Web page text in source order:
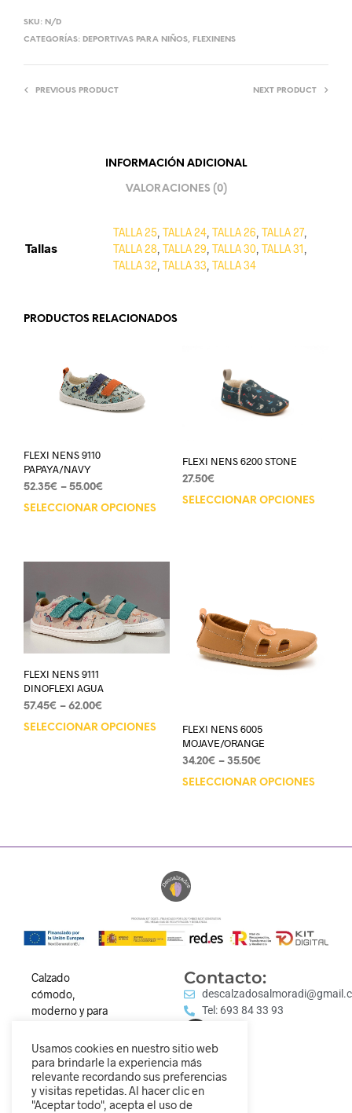
SKU: N/D
CATEGORÍAS: DEPORTIVAS PARA NIÑOS, FLEXINENS
PREVIOUS PRODUCT NEXT PRODUCT
INFORMACIÓN ADICIONAL
VALORACIONES (0)
Tallas
TALLA 25 TALLA 24 TALLA 26 TALLA 27
TALLA 28 TALLA 29 TALLA 30 TALLA 31
TALLA 32 TALLA 33 TALLA 34
PRODUCTOS RELACIONADOS
FLEXI NENS 9110
PAPAYA/NAVY
52.35€ – 55.00€
SELECCIONAR OPCIONES
FLEXI NENS 6200 STONE
27.50€
SELECCIONAR OPCIONES
FLEXI NENS 9111
DINOFLEXI AGUA
57.45€ – 62.00€
SELECCIONAR OPCIONES
FLEXI NENS 6005
MOJAVE/ORANGE
34.20€ – 35.50€
SELECCIONAR OPCIONES
Calzado
cómodo,
moderno y para
estilos.
Descubre
nuestra
colección y
camina
Contacto:
Tel: 693 84 33 93
Usamos cookies en nuestro sitio web
para brindarle la experiencia más
relevante recordando sus preferencias
y visitas repetidas. Al hacer clic en
"Aceptar todo", acepta el uso de